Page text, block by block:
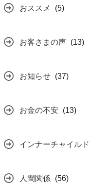
おススメ (5)
お客さまの声 (13)
お知らせ (37)
お金の不安 (13)
インナーチャイルド
人間関係 (56)